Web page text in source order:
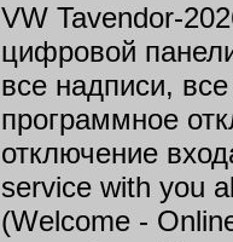
VW Tavendor-
цифровой
все надписи,
программное
отключение
service with you
(Welcome -